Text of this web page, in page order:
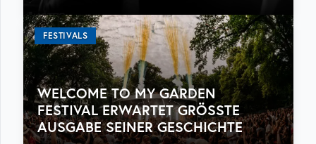
FESTIVALS
WELCOME TO MY GARDEN
FESTIVAL ERWARTET GRÖSSTE A
USGABE SEINER GESCHICHTE